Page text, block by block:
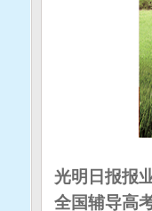
光明日报报
全国辅导高